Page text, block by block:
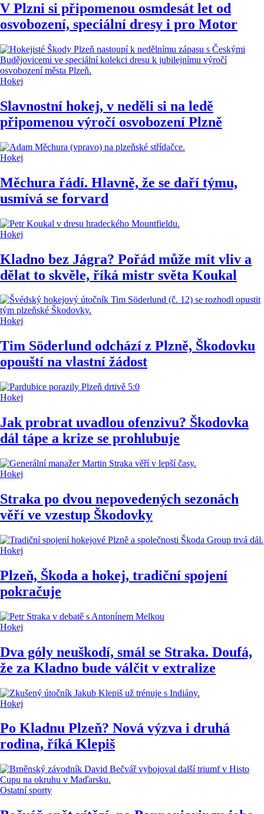
V Plzni si připomenou osmdesát let od
osvobození, speciální dresy i pro Motor
Hokej
Slavnostní hokej, v neděli si na ledě
připomenou výročí osvobození Plzně
Hokej
Měchura řádí. Hlavně, že se daří týmu,
usmívá se forvard
Hokej
Kladno bez Jágra? Pořád může mít vliv a
dělat to skvěle, říká mistr světa Koukal
Hokej
Tim Söderlund odchází z Plzně, Škodovku
opouští na vlastní žádost
Hokej
Jak probrat uvadlou ofenzivu? Škodovka
dál tápe a krize se prohlubuje
Hokej
Straka po dvou nepovedených sezonách
věří ve vzestup Škodovky
Hokej
Plzeň, Škoda a hokej, tradiční spojení
pokračuje
Hokej
Dva góly neuškodí, smál se Straka. Doufá,
že za Kladno bude válčit v extralize
Hokej
Po Kladnu Plzeň? Nová výzva i druhá
rodina, říká Klepiš
Ostatní sporty